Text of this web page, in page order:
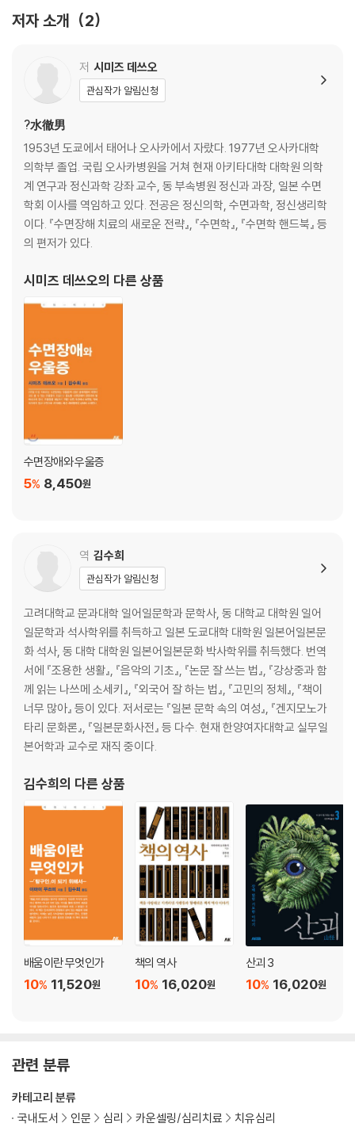
수면의 지표 / 수면측정법 / 수면 · 각성의 다섯 단계 / 렘수면단계 / 하룻밤
제4장 우울증은 수면장애의 배후에
불면증과 수면부족 / 수면 부채 / 불면증 모델 / 불면증은 낮 시간 동안의
병 / 수면에 대해 돌이켜 생각해본다 / 다섯 가지 P(5P) / 세 가지 P(3P) /
잠을 잘 자는데도 불면증? / 인지행동요법은 어떤 불면증에도 효험이 있
다? / 우울증이 있는 사람은 불면증에 걸렸다고 생각한다 / 만성 수면장애
는 적신호
제5장 우울증과 생활습관병
우울증도 생활습관병? / 우울증 환자에게는 생활습관병이 많다 / 생활습
-axis / 우울증과 교감신경 / 우울증과 산화 스트레스 / 양질의 수면이 가
우울증과 수면장애의 인지행동요법 / 우울증에 대한 인지행동요법 / 불면
증에 대한 인지행동요법 / 자칭 불면증 환자의 예 / 정말로 불면증인 환자
의 예 / 심리교육 / 자극제어법 / 수면제한요법 / 근육이완요법 / 어디서 치
료를 받을 수 있을까
제7장 수면으로 우울증을 치료한다
시간생물학적 치료란? / 생체시계의 구조 / 좀 더 빛을 / 철야의 의외의 효
과 / 얼마만큼 효과가 있을까? / 도움이 된다면 뭐든지 쓰자 / 시간생물학
수면과 식욕 / 우울증과 성격 / 나쁜 사람일수록 잘 잔다 / 상사 · 동료가 유
념해주었으면 하는 것 / 황색 신호가 나타나면 / 수면 12개조로 당신도 수
후기
역자 후기
인용 · 참고문헌
저자 소개 2
저 시미즈 데쓰오
관심작가 알림신청
?水徹男
1953년 도쿄에서 태어나 오사카에서 자랐다. 1977년 오사카대학
의학부 졸업. 국립 오사카병원을 거쳐 현재 아키타대학 대학원 의학
계 연구과 정신과학 강좌 교수, 동 부속병원 정신과 과장, 일본 수면
학회 이사를 역임하고 있다. 전공은 정신의학, 수면과학, 정신생리학
이다. 『수면장해 치료의 새로운 전략』, 『수면학』, 『수면학 핸드북』 등
의 편저가 있다.
시미즈 데쓰오의 다른 상품
수면장애와 우울증
8,450원
5%
역 김수희
관심작가 알림신청
고려대학교 문과대학 일어일문학과 문학사, 동 대학교 대학원 일어
일문학과 석사학위를 취득하고 일본 도쿄대학 대학원 일본어일본문
화 석사, 동 대학 대학원 일본어일본문화 박사학위를 취득했다. 번역
서에 『조용한 생활』, 『음악의 기초』, 『논문 잘 쓰는 법』, 『강상중과 함
께 읽는 나쓰메 소세키』, 『외국어 잘 하는 법』, 『고민의 정체』, 『책이
너무 많아』 등이 있다. 저서로는 『일본 문학 속의 여성』, 『겐지모노가
타리 문화론』, 『일본문화사전』 등 다수. 현재 한양여자대학교 실무일
본어학과 교수로 재직 중이다.
김수희의 다른 상품
배움이란 무엇인가
11,520원
10%
책의 역사
16,020원
10%
산괴 3
16,020원
10%
관련 분류
카테고리 분류
국내도서
인문 심리 카운셀링/심리치료 치유심리